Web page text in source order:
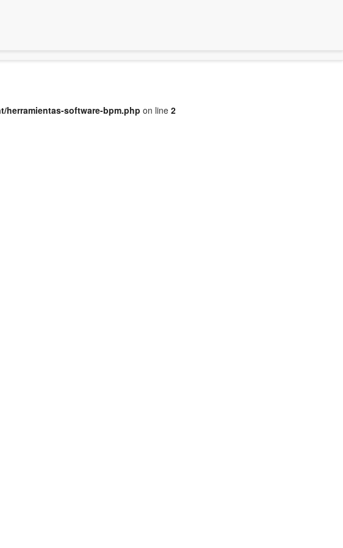
herramientas-software-bpm.php on line 2